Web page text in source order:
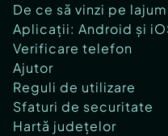
De ce să vinzi pe
Aplicații: Android și
Verificare telefon
Ajutor
Reguli de utilizare
Sfaturi de securitate
Hartă județelor